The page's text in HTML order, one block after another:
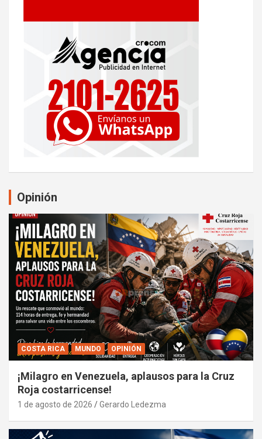
Opinión
COSTA RICA MUNDO OPINIÓN
¡Milagro en Venezuela, aplausos para la Cruz
Roja costarricense!
1 de agosto de 2026 Gerardo Ledezma